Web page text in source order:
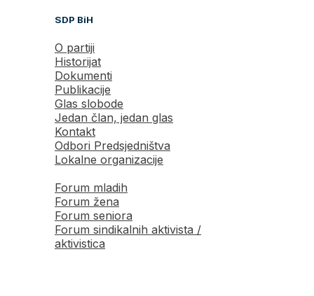
SDP BiH
O partiji
Historijat
Dokumenti
Publikacije
Glas slobode
Jedan član, jedan glas
Kontakt
Odbori Predsjedništva
Lokalne organizacije
Forum mladih
Forum žena
Forum seniora
Forum sindikalnih aktivista /
aktivistica